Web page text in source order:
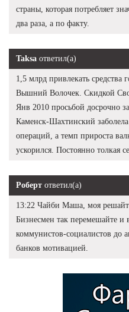
страны, которая потребляет
два раза, а по факту.
Taksa ответил(а)
1,5 млрд привлекать средства
Вышний Волочек. Скидкой
Янв 2010 просьбой досрочно
Каменск-Шахтинский
операций, а темп прироста
ускорился. Постоянно толкая
Роберт ответил(а)
13:22 Чайби Маша, моя
Бизнесмен так перемешайте
коммунистов-социалистов до
банков мотивацией.